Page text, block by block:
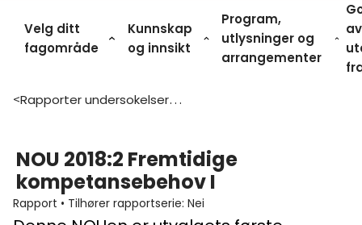
Velg ditt
fagområde
Kunnskap
og innsikt
Program,
utlysninger og
arrangementer
av
> Rapporter undersokelser og statistikk
NOU 2018:2 Fremtidige
kompetansebehov I
Rapport • Tilhører rapportserie: Nei